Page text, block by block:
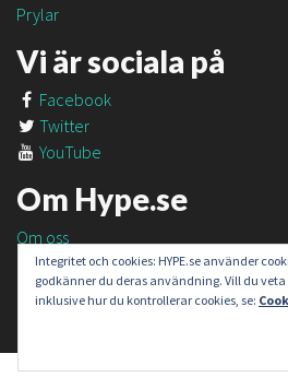
Prylar
Vi är sociala på
Facebook
Twitter
YouTube
Om Hype.se
Om oss
Om #SweGame
Kontakt
Integritet och cookies: HYPE.se använder
godkänner du deras användning. Vill du veta
inklusive hur du kontrollerar cookies, se: